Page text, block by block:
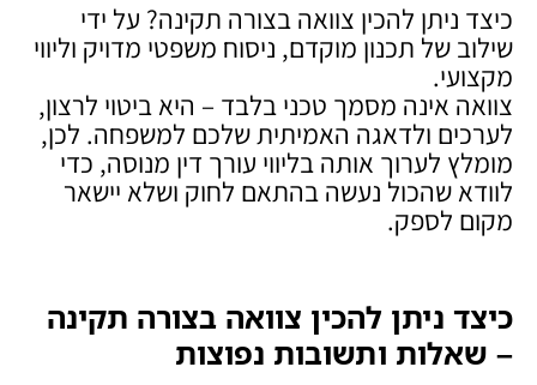
כיצד ניתן להכין צוואה בצורה תקינה? על ידי
שילוב של תכנון מוקדם, ניסוח משפטי מדויק וליווי
מקצועי.
צוואה אינה מסמך טכני בלבד – היא ביטוי לרצון,
לערכים ולדאגה האמיתית שלכם למשפחה. לכן,
מומלץ לערוך אותה בליווי עורך דין מנוסה, כדי
לוודא שהכול נעשה בהתאם לחוק ושלא יישאר
מקום לספק.
כיצד ניתן להכין צוואה בצורה תקינה
– שאלות ותשובות נפוצות